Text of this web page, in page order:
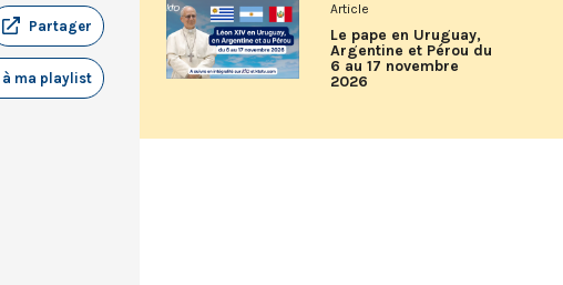
Partager
ma playlist
Article
Le pape en Uruguay,
Argentine et Pérou du
6 au 17 novembre
2026